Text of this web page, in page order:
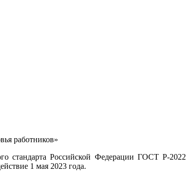
работников»
стандарта Российской Федерации ГОСТ Р-2022
1 мая 2023 года.